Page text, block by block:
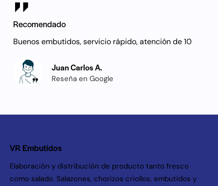
Recomendado
Buenos embutidos, servicio rápido, atención de 10
Juan Carlos A.
Reseña en Google
VR Embutidos
Elaboración y distribución de producto tanto fresco
como salado. Salazones, chorizos criollos, embutidos y